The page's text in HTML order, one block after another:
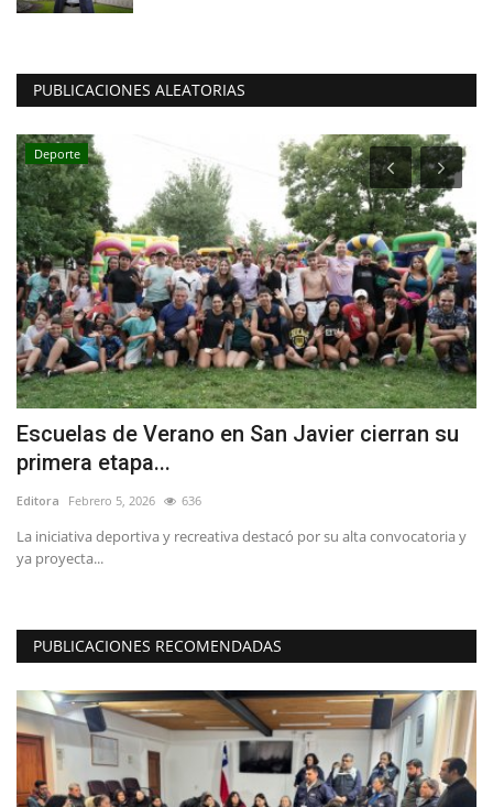
PUBLICACIONES ALEATORIAS
Deporte
Escuelas de Verano en San Javier cierran su
primera etapa...
Editora Febrero 5, 2026 636
La iniciativa deportiva y recreativa destacó por su alta convocatoria y
ya proyecta...
PUBLICACIONES RECOMENDADAS